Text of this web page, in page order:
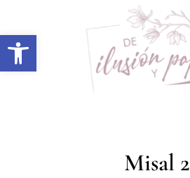
Abrir barra de herramientas
Misal 2